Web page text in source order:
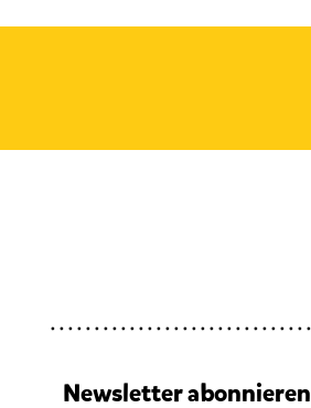
Newsletter abonnieren